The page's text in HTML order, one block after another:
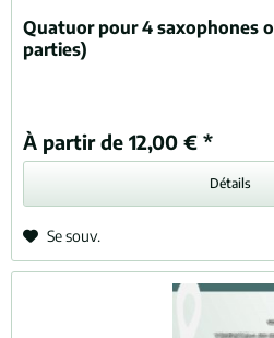
Quatuor pour 4 saxophones
parties)
À partir de 12,00 € *
Détails
Se souv.